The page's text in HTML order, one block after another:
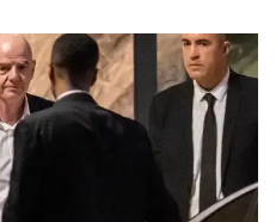
HORA
Municipal de
respalda a Cámara
para reforma
de Puerto Libre